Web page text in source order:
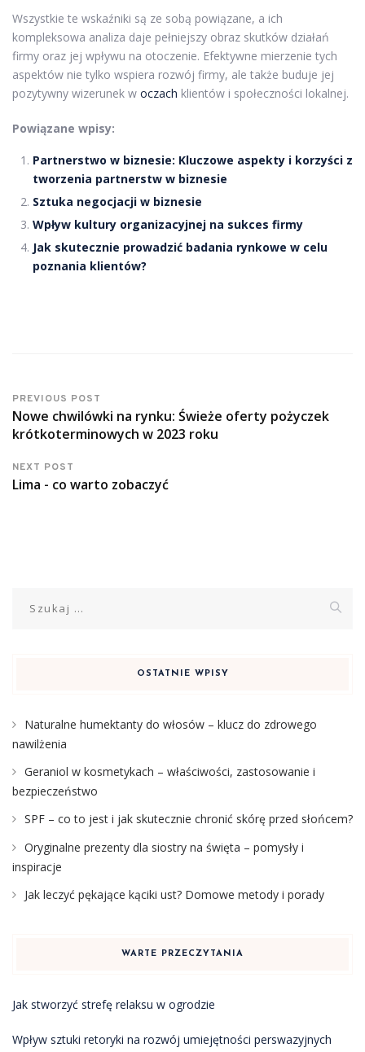
Wszystkie te wskaźniki są ze sobą powiązane, a ich
kompleksowa analiza daje pełniejszy obraz skutków działań
firmy oraz jej wpływu na otoczenie. Efektywne mierzenie tych
aspektów nie tylko wspiera rozwój firmy, ale także buduje jej
pozytywny wizerunek w oczach klientów i społeczności lokalnej.
Powiązane wpisy:
Partnerstwo w biznesie: Kluczowe aspekty i korzyści z
tworzenia partnerstw w biznesie
Sztuka negocjacji w biznesie
Wpływ kultury organizacyjnej na sukces firmy
Jak skutecznie prowadzić badania rynkowe w celu
poznania klientów?
PREVIOUS POST
Nowe chwilówki na rynku: Świeże oferty pożyczek
krótkoterminowych w 2023 roku
NEXT POST
Lima - co warto zobaczyć
OSTATNIE WPISY
Naturalne humektanty do włosów – klucz do zdrowego
nawilżenia
Geraniol w kosmetykach – właściwości, zastosowanie i
bezpieczeństwo
SPF – co to jest i jak skutecznie chronić skórę przed słońcem?
Oryginalne prezenty dla siostry na święta – pomysły i
inspiracje
Jak leczyć pękające kąciki ust? Domowe metody i porady
WARTE PRZECZYTANIA
Jak stworzyć strefę relaksu w ogrodzie
Wpływ sztuki retoryki na rozwój umiejętności perswazyjnych